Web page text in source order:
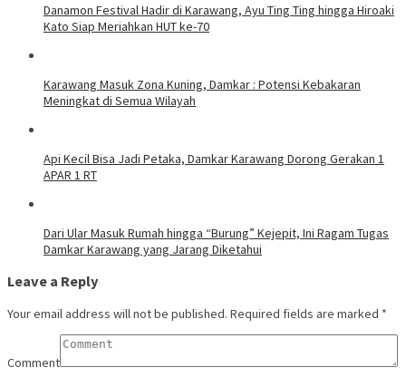
Danamon Festival Hadir di Karawang, Ayu Ting Ting hingga Hiroaki
Kato Siap Meriahkan HUT ke-70
Karawang Masuk Zona Kuning, Damkar : Potensi Kebakaran
Meningkat di Semua Wilayah
Api Kecil Bisa Jadi Petaka, Damkar Karawang Dorong Gerakan 1
APAR 1 RT
Dari Ular Masuk Rumah hingga “Burung” Kejepit, Ini Ragam Tugas
Damkar Karawang yang Jarang Diketahui
Leave a Reply
Your email address will not be published. Required fields are marked *
Comment